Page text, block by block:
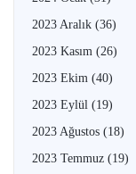
2023 Aralık (36)
2023 Kasım (26)
2023 Ekim (40)
2023 Eylül (19)
2023 Ağustos (18)
2023 Temmuz (19)